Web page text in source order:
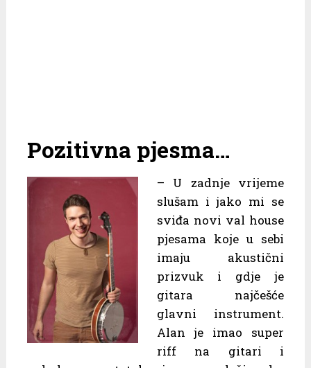
Pozitivna pjesma…
– U zadnje vrijeme
slušam i jako mi se
sviđa novi val house
pjesama koje u sebi
imaju akustični
prizvuk i gdje je
gitara najčešće
glavni instrument.
Alan je imao super
riff na gitari i